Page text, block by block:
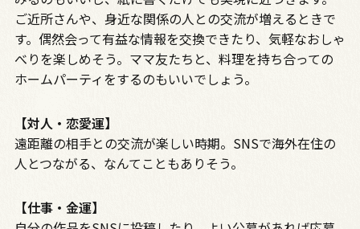
ご近所さんや、身近な関係の人との交流が増えるときで
す。偶然会って有益な情報を交換できたり、気軽なおしゃ
べりを楽しめそう。ママ友たちと、料理を持ち合っての
ホームパーティをするのもいいでしょう。
【対人・恋愛運】
遠距離の相手との交流が楽しい時期。 SNSで海外在住の
人とつながる、なんてこともありそう。
【仕事・金運】